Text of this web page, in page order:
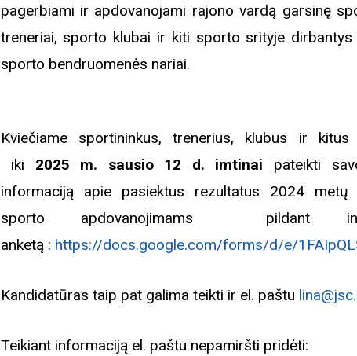
pagerbiami ir apdovanojami rajono vardą garsinę
treneriai, sporto klubai ir kiti sporto srityje dirbantys
sporto bendruomenės nariai.
Kviečiame sportininkus, trenerius, klubus ir kitus
iki 2025 m. sausio 12 d. imtinai pateikti
informaciją apie pasiektus rezultatus 2024 metų
sporto apdovanojimams pildant
anketą : https://docs.google.com/forms/d/e/
Kandidatūras taip pat galima teikti ir el. paštu
Teikiant informaciją el. paštu nepamiršti pridėti: